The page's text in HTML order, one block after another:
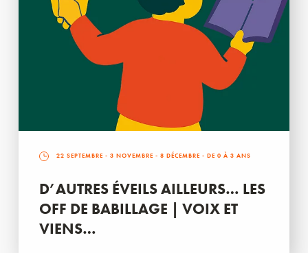
22 SEPTEMBRE - 3 NOVEMBRE - 8 DÉCEMBRE - DE 0 À 3 ANS
D’AUTRES ÉVEILS AILLEURS… LES
OFF DE BABILLAGE | VOIX ET
VIENS…